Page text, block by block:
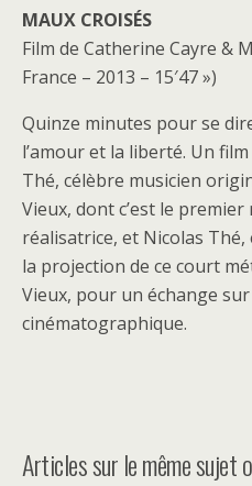
MAUX CROISÉS
Film de Catherine Cayre &
France – 2013 – 15′47 »)
Quinze minutes pour se
l’amour et la liberté. Un
Thé, célèbre musicien
Vieux, dont c’est le
réalisatrice, et Nicolas
la projection de ce court
Vieux, pour un échange
cinématographique.
Articles sur le même sujet